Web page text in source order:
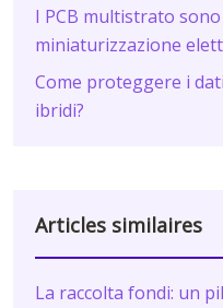
I PCB multistrato
miniaturizzazione
Come proteggere i
ibridi?
Articles similaires
La raccolta fondi: un